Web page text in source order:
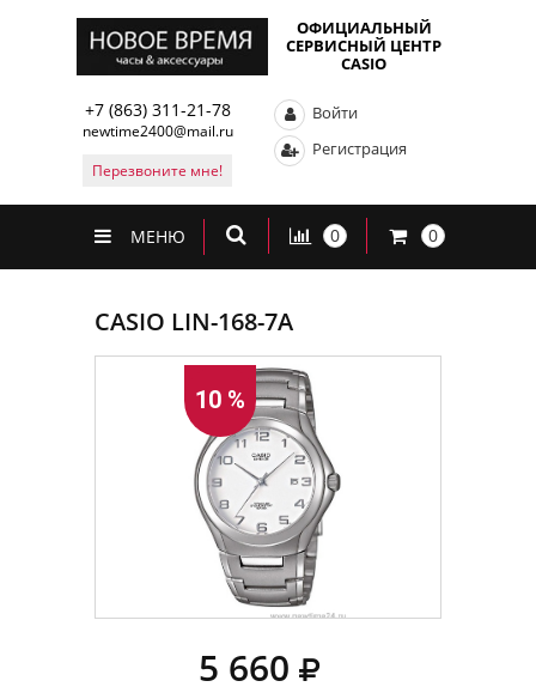
ОФИЦИАЛЬНЫЙ
СЕРВИСНЫЙ ЦЕНТР
CASIO
+7 (863) 311-21-78
newtime2400@mail.ru
Перезвоните мне!
Войти
Регистрация
МЕНЮ 0 0
CASIO LIN-168-7A
10 %
5 660